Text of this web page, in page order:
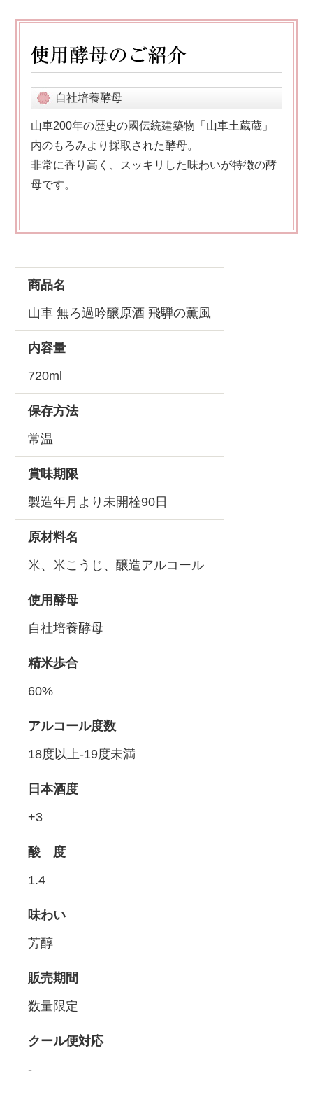
自社培養酵母
山車200年の歴史の國伝統建築物「山車土蔵蔵」
内のもろみより採取された酵母。
非常に香り高く、スッキリした味わいが特徴の酵
母です。
商品名
山車 無ろ過吟醸原酒 飛騨の薫風
内容量
720ml
保存方法
常温
賞味期限
製造年月より未開栓90日
原材料名
米、米こうじ、醸造アルコール
使用酵母
自社培養酵母
精米歩合
60%
アルコール度数
18度以上-19度未満
日本酒度
+3
酸 度
1.4
味わい
芳醇
販売期間
数量限定
クール便対応
-